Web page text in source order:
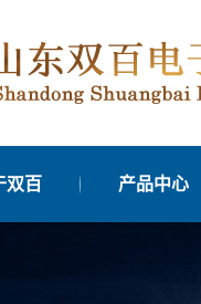
双百 产品中心